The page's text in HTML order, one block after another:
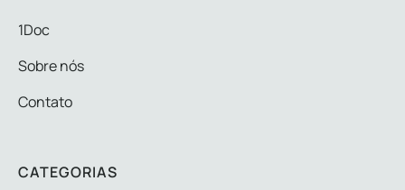
1Doc
Sobre nós
Contato
CATEGORIAS